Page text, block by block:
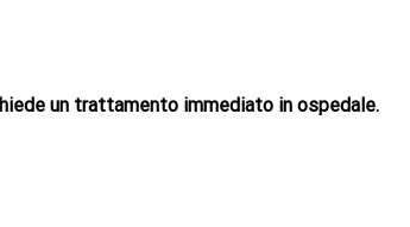
un trattamento immediato in ospedale.